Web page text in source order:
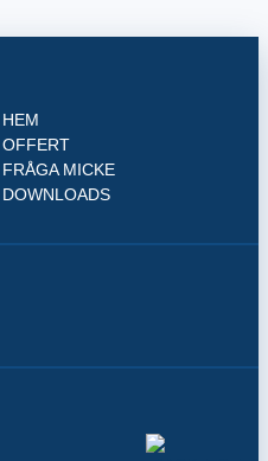
HEM
OFFERT
FRÅGA MICKE
DOWNLOADS